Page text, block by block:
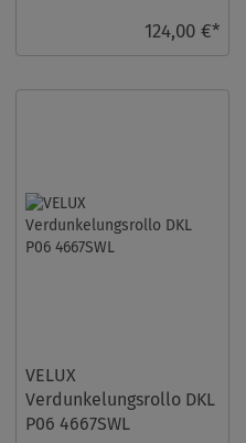
124,00 €*
VELUX
Verdunkelungsrollo DKL
P06 4667SWL